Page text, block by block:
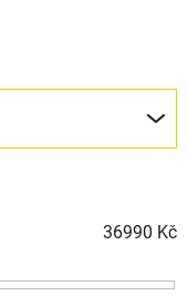
36990 Kč